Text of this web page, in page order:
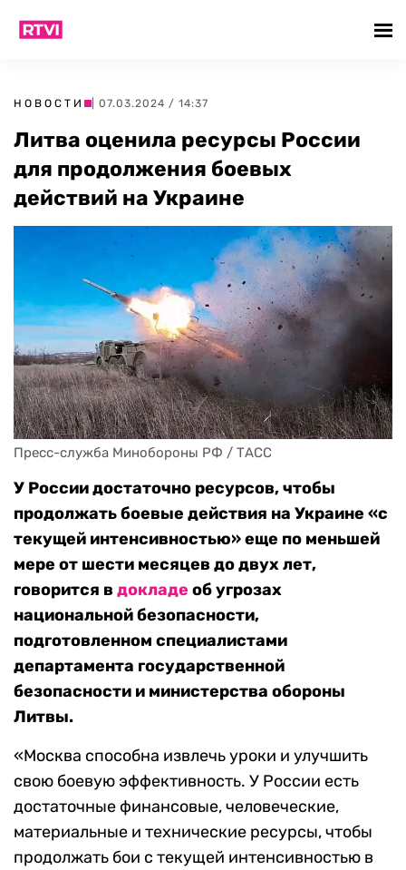
НОВОСТИ | 07.03.2024 / 14:37
Литва оценила ресурсы России
для продолжения боевых
действий на Украине
Пресс-служба Минобороны РФ / ТАСС
У России достаточно ресурсов, чтобы
продолжать боевые действия на Украине «с
текущей интенсивностью» еще по меньшей
мере от шести месяцев до двух лет,
говорится в докладе об угрозах
национальной безопасности,
подготовленном специалистами
департамента государственной
безопасности и министерства обороны
Литвы.
«Москва способна извлечь уроки и улучшить
свою боевую эффективность. У России есть
достаточные финансовые, человеческие,
материальные и технические ресурсы, чтобы
продолжать бои с текущей интенсивностью в